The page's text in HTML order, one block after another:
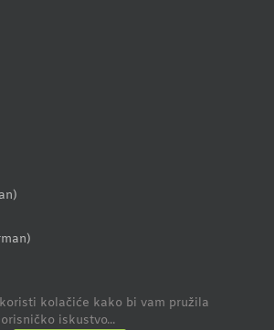
)
)
kolačiće kako bi vam pružila
iskustvo...